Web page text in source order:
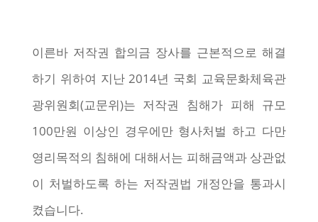
이른바 저작권 합의금 장사를 근본적으로 해결
하기 위하여 지난 2014년 국회 교육문화체육관
광위원회(교문위)는 저작권 침해가 피해 규모
100만원 이상인 경우에만 형사처벌 하고 다만
영리목적의 침해에 대해서는 피해금액과 상관없
이 처벌하도록 하는 저작권법 개정안을 통과시
켰습니다.